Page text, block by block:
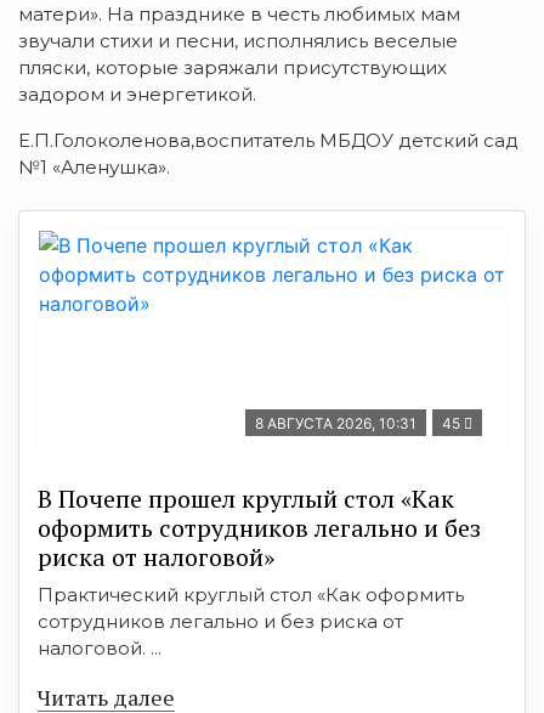
матери». На празднике в честь любимых мам
звучали стихи и песни, исполнялись веселые
пляски, которые заряжали присутствующих
задором и энергетикой.
Е.П.Голоколенова,воспитатель МБДОУ детский сад
№1 «Аленушка».
8 АВГУСТА 2026, 10:31 45
В Почепе прошел круглый стол «Как
оформить сотрудников легально и без
риска от налоговой»
Практический круглый стол «Как оформить
сотрудников легально и без риска от
налоговой. ...
Читать далее